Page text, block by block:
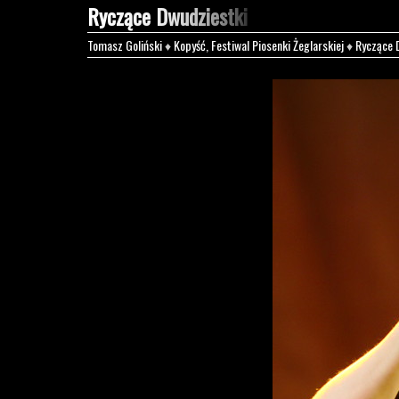
Ryczące Dwudziestki
Tomasz Goliński♦Kopyść, Festiwal Piosenki Żeglarskiej♦